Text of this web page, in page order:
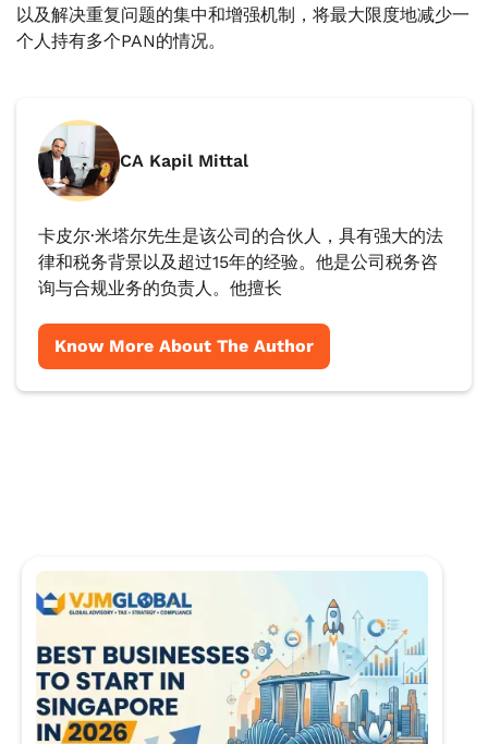
以及解决重复问题的集中和增强机制，将最大限度地减少一
个人持有多个PAN的情况。
CA Kapil Mittal
卡皮尔·米塔尔先生是该公司的合伙人，具有强大的法
律和税务背景以及超过15年的经验。他是公司税务咨
询与合规业务的负责人。他擅长
Know More About The Author